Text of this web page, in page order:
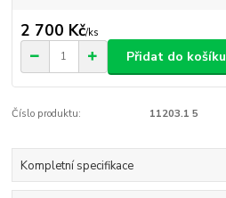
2 700 Kč/ks
Přidat do košíku
Číslo produktu: 11203.1 5
Kompletní specifikace